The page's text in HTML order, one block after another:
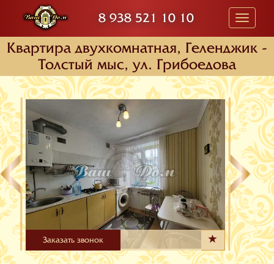
8 938 521 10 10
Toggle
Квартира двухкомнатная, Геленджик -
Толстый мыс, ул. Грибоедова
Заказать звонок